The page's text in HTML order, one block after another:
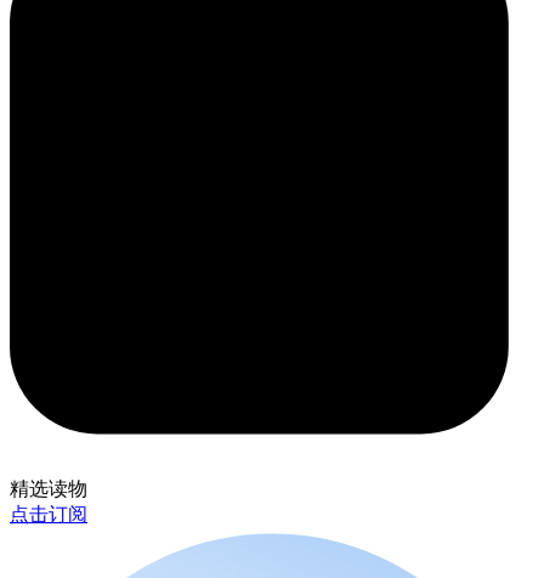
精选读物
点击订阅